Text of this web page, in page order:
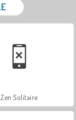
Zen Solitaire